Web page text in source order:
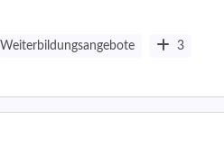
Weiterbildungsangebote 3